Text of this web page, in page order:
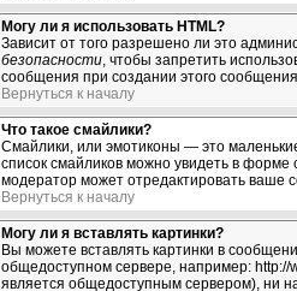
Могу ли я использовать HTML?
Зависит от того разрешено ли это
безопасности, чтобы запретить
сообщения при создании этого
Вернуться к началу
Что такое смайлики?
Смайлики, или эмотиконы — это
список смайликов можно увидеть в форме
модератор может отредактировать ваше
Вернуться к началу
Могу ли я вставлять картинки?
Вы можете вставлять картинки в
общедоступном сервере, например: http://
является общедоступным сервером), ни